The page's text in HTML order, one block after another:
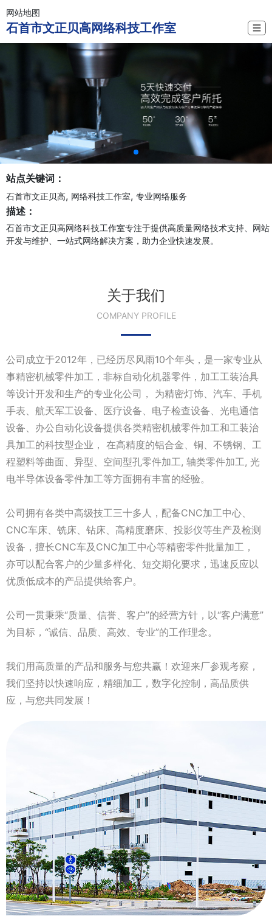
网站地图
石首市文正贝高网络科技工作室 ☰
站点关键词：
石首市文正贝高, 网络科技工作室, 专业网络服务
描述：
石首市文正贝高网络科技工作室专注于提供高质量网络技术支持、网站
开发与维护、一站式网络解决方案，助力企业快速发展。
关于我们
COMPANY PROFILE
公司成立于2012年，已经历尽风雨10个年头，是一家专业从
事精密机械零件加工，非标自动化机器零件，加工工装治具
等设计开发和生产的专业化公司， 为精密灯饰、汽车、手机
手表、航天军工设备、医疗设备、电子检查设备、光电通信
设备、办公自动化设备提供各类精密机械零件加工和工装治
具加工的科技型企业， 在高精度的铝合金、铜、不锈钢、工
程塑料等曲面、异型、空间型孔零件加工, 轴类零件加工, 光
电半导体设备零件加工等方面拥有丰富的经验。
公司拥有各类中高级技工三十多人，配备CNC加工中心、
CNC车床、铣床、钻床、高精度磨床、投影仪等生产及检测
设备，擅长CNC车及CNC加工中心等精密零件批量加工，
亦可以配合客户的少量多样化、短交期化要求，迅速反应以
优质低成本的产品提供给客户。
公司一贯秉乘“质量、信誉、客户”的经营方针，以“客户满意”
为目标，“诚信、品质、高效、专业”的工作理念。
我们用高质量的产品和服务与您共赢！欢迎来厂参观考察，
我们坚持以快速响应，精细加工，数字化控制，高品质供
应，与您共同发展！